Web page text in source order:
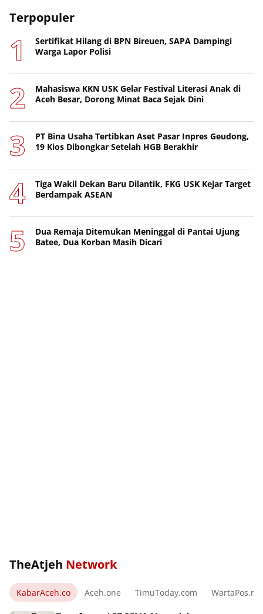
Terpopuler
Sertifikat Hilang di BPN Bireuen, SAPA Dampingi
Warga Lapor Polisi
Mahasiswa KKN USK Gelar Festival Literasi Anak di
Aceh Besar, Dorong Minat Baca Sejak Dini
PT Bina Usaha Tertibkan Aset Pasar Inpres Geudong,
19 Kios Dibongkar Setelah HGB Berakhir
Tiga Wakil Dekan Baru Dilantik, FKG USK Kejar Target
Berdampak ASEAN
Dua Remaja Ditemukan Meninggal di Pantai Ujung
Batee, Dua Korban Masih Dicari
TheAtjeh Network
KabarAceh.co Aceh.one TimuToday.com WartaPos.net